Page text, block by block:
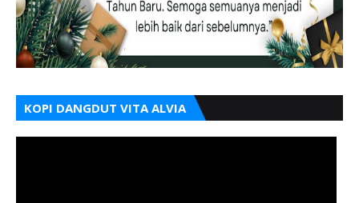
KOPI DANGDUT VITA ALVIA